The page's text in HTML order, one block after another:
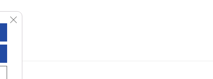
Zamknij panel powiadomień o ciasteczkach RODO